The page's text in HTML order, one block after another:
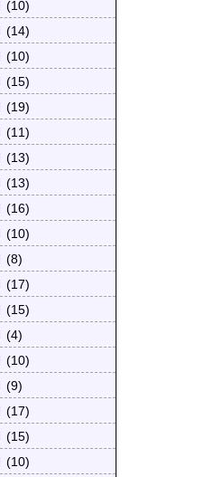
(10)
(14)
(10)
(15)
(19)
(11)
(13)
(13)
(16)
(10)
(8)
(17)
(15)
(4)
(10)
(9)
(17)
(15)
(10)